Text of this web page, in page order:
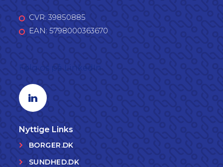
CVR: 39850885
EAN: 5798000363670
Linkedin profil
Nyttige Links
BORGER.DK
SUNDHED.DK